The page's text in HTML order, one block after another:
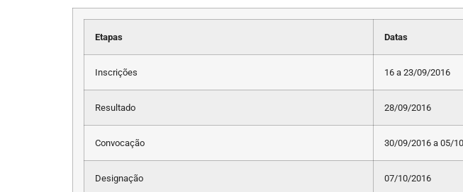
Etapas Datas
Inscrições 16 a 23/09/2016
Resultado 28/09/2016
Convocação 30/09/2016 a 05/
Designação 07/10/2016